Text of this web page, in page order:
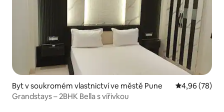
Byt v soukromém vlastnictví ve městě Pune Průměrné
4,96 (78)
Grandstays – 2BHK Bella s vířivkou